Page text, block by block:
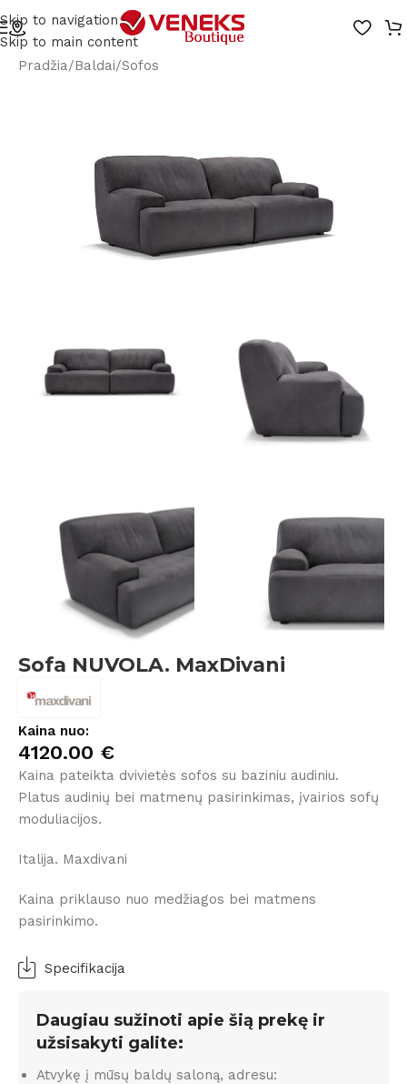
Skip to navigation
Skip to main content
Pradžia/Baldai/Sofos
Sofa NUVOLA. MaxDivani
Kaina nuo:
4120.00 €
Kaina pateikta dvivietės sofos su baziniu audiniu.
Platus audinių bei matmenų pasirinkimas, įvairios sofų
moduliacijos.
Italija. Maxdivani
Kaina priklauso nuo medžiagos bei matmens
pasirinkimo.
Specifikacija
Daugiau sužinoti apie šią prekę ir
užsisakyti galite:
Atvykę į mūsų baldų saloną, adresu: